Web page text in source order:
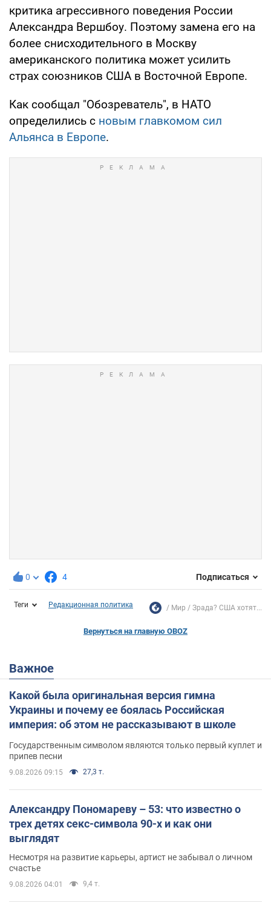
критика агрессивного поведения России
Александра Вершбоу. Поэтому замена его на
более снисходительного в Москву
американского политика может усилить
страх союзников США в Восточной Европе.
Как сообщал "Обозреватель", в НАТО
определились с новым главкомом сил
Альянса в Европе.
0 4 Подписаться
Теги Редакционная политика Мир Зрада? США хотят...
Вернуться на главную OBOZ
Важное
Какой была оригинальная версия гимна
Украины и почему ее боялась Российская
империя: об этом не рассказывают в школе
Государственным символом являются только первый куплет и
припев песни
9.08.2026 09:15 27,3 т.
Александру Пономареву – 53: что известно о
трех детях секс-символа 90-х и как они
выглядят
Несмотря на развитие карьеры, артист не забывал о личном
счастье
9.08.2026 04:01 9,4 т.